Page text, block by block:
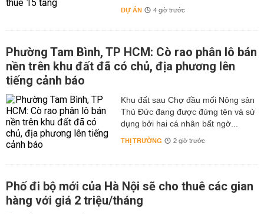
DỰ ÁN 4 giờ trước
Phường Tam Bình, TP HCM: Cò rao phân lô bán
nền trên khu đất đã có chủ, địa phương lên
tiếng cảnh báo
Khu đất sau Chợ đầu mối Nông sản
Thủ Đức đang được đứng tên và sử
dụng bởi hai cá nhân bất ngờ...
THỊ TRƯỜNG 2 giờ trước
Phố đi bộ mới của Hà Nội sẽ cho thuê các gian
hàng với giá 2 triệu/tháng